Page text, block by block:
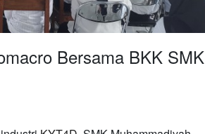
Bersama BKK SMK